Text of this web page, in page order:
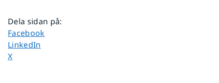
Dela sidan på:
Dela sidan på
Facebook
Dela sidan på
LinkedIn
Dela sidan på
X